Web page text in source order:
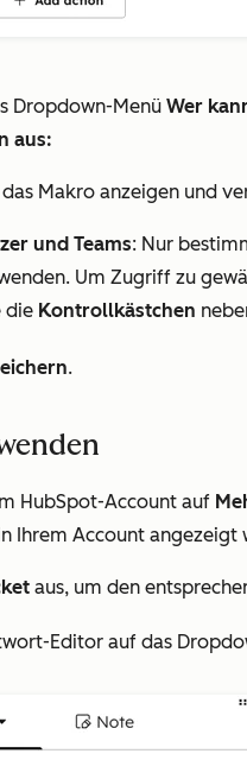
Dropdown-Menü Wer
aus:
das Makro anzeigen und
und Teams: Nur
Um Zugriff zu
die Kontrollkästchen
.
HubSpot-Account auf
Ihrem Account angezeigt
aus, um den
Editor auf das